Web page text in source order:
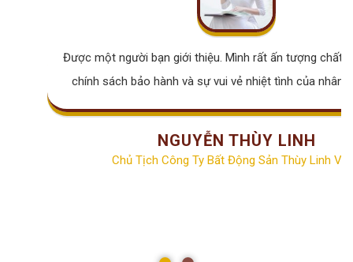
Được một người bạn giới thiệu. Mình rất ấn tượng chất
chính sách bảo hành và sự vui vẻ nhiệt tình của nhân
NGUYỄN THÙY LINH
Chủ Tịch Công Ty Bất Động Sản Thùy Linh